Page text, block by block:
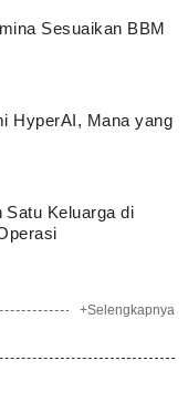
Sesuaikan BBM
HyperAI, Mana yang
Satu Keluarga di
+Selengkapnya